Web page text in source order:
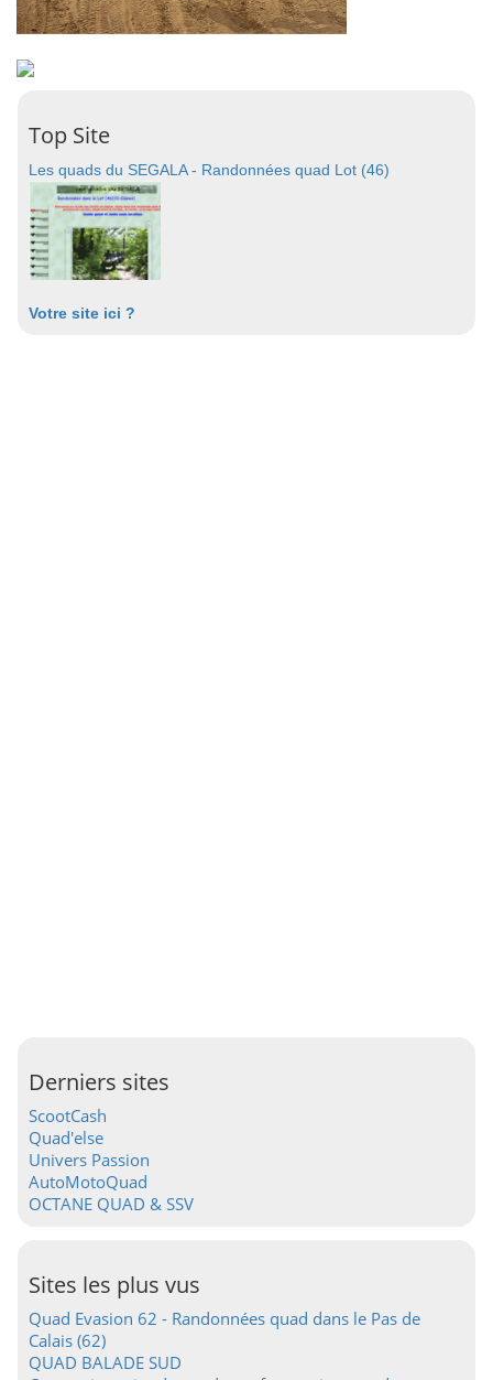
Top Site
Les quads du SEGALA - Randonnées quad Lot (46)
Votre site ici ?
Derniers sites
ScootCash
Quad'else
Univers Passion
AutoMotoQuad
OCTANE QUAD & SSV
Sites les plus vus
Quad Evasion 62 - Randonnées quad dans le Pas de
Calais (62)
QUAD BALADE SUD